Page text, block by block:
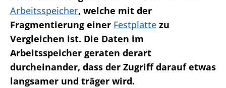
Arbeitsspeicher, welche mit der
Fragmentierung einer Festplatte zu
Vergleichen ist. Die Daten im
Arbeitsspeicher geraten derart
durcheinander, dass der Zugriff darauf etwas
langsamer und träger wird.